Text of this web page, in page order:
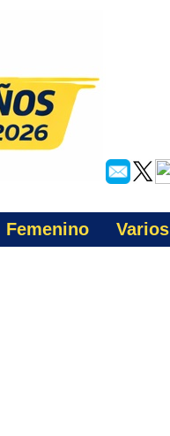
Femenino Varios